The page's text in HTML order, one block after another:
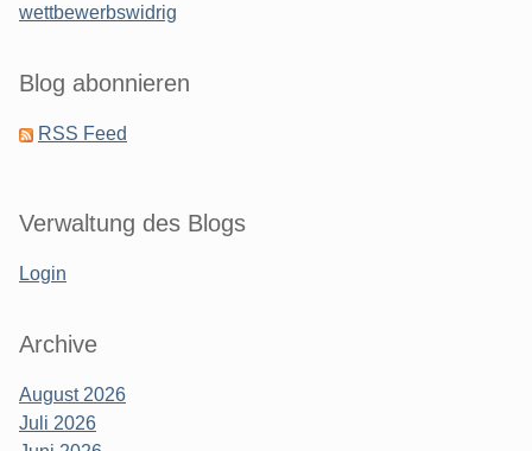
wettbewerbswidrig
Blog abonnieren
RSS Feed
Verwaltung des Blogs
Login
Archive
August 2026
Juli 2026